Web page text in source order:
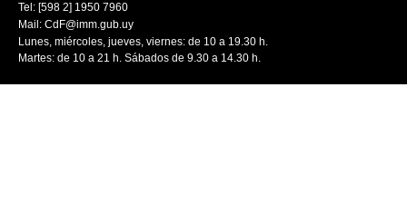
Tel: [598 2] 1950 7960
Mail: CdF@imm.gub.uy
Lunes, miércoles, jueves, viernes: de 10 a 19.30 h.
Martes: de 10 a 21 h. Sábados de 9.30 a 14.30 h.